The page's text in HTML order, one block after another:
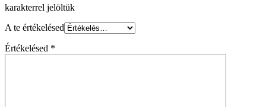
karakterrel jelöltük
A te értékelésed
Értékelésed *